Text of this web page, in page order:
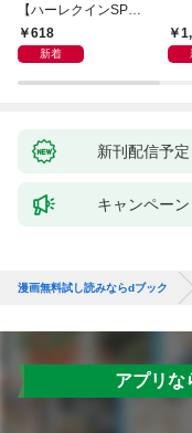
【ハーレクインSP文
庫版】
618
新着
新刊配信予定
キャンペーン
漫画無料試し読みならdブック
アプリな